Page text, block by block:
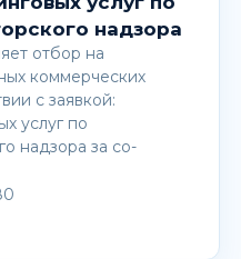
надзора
отбор на
коммерческих
с заявкой:
услуг по
надзора за со-